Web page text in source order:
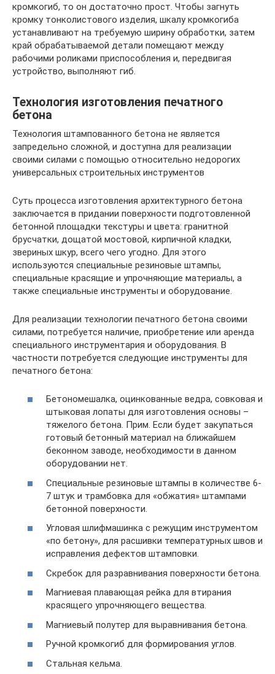
кромкогиб, то он достаточно прост. Чтобы загнуть
кромку тонколистового изделия, шкалу кромкогиба
устанавливают на требуемую ширину обработки, затем
край обрабатываемой детали помещают между
рабочими роликами приспособления и, передвигая
устройство, выполняют гиб.
Технология изготовления печатного
бетона
Технология штампованного бетона не является
запредельно сложной, и доступна для реализации
своими силами с помощью относительно недорогих
универсальных строительных инструментов
Суть процесса изготовления архитектурного бетона
заключается в придании поверхности подготовленной
бетонной площадки текстуры и цвета: гранитной
брусчатки, дощатой мостовой, кирпичной кладки,
звериных шкур, всего чего угодно. Для этого
используются специальные резиновые штампы,
специальные красящие и упрочняющие материалы, а
также специальные инструменты и оборудование.
Для реализации технологии печатного бетона своими
силами, потребуется наличие, приобретение или аренда
специального инструментария и оборудования. В
частности потребуется следующие инструменты для
печатного бетона:
Бетономешалка, оцинкованные ведра, совковая и
штыковая лопаты для изготовления основы –
тяжелого бетона. Прим. Если будет закупаться
готовый бетонный материал на ближайшем
беконном заводе, необходимости в данном
оборудовании нет.
Специальные резиновые штампы в количестве 6-
7 штук и трамбовка для «обжатия» штампами
бетонной поверхности.
Угловая шлифмашинка с режущим инструментом
«по бетону», для расшивки температурных швов и
исправления дефектов штамповки.
Скребок для разравнивания поверхности бетона.
Магниевая плавающая рейка для втирания
красящего упрочняющего вещества.
Магниевый полутер для выравнивания бетона.
Ручной кромкогиб для формирования углов.
Стальная кельма.